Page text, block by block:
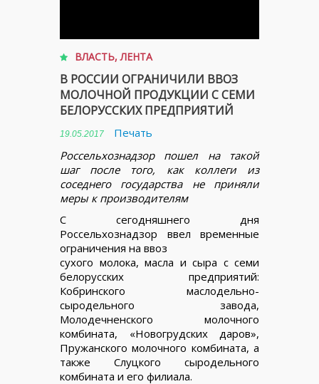
ВЛАСТЬ,ЛЕНТА
В РОССИИ ОГРАНИЧИЛИ ВВОЗ
МОЛОЧНОЙ ПРОДУКЦИИ С СЕМИ
БЕЛОРУССКИХ ПРЕДПРИЯТИЙ
19.05.2017
Печать
Россельхознадзор пошел на такой
шаг после того, как коллеги из
соседнего государства не приняли
меры к производителям
С сегодняшнего дня
Россельхознадзор ввел временные
ограничения на ввоз
сухого молока, масла и сыра с семи
белорусских предприятий:
Кобринского маслодельно-
сыродельного завода,
Молодечненского молочного
комбината, «Новогрудских даров»,
Пружанского молочного комбината, а
также Слуцкого сыродельного
комбината и его филиала.